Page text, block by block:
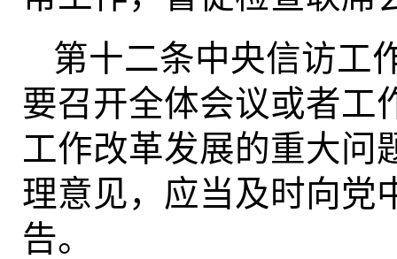
第十二条中央信访工
要召开全体会议或者工
工作改革发展的重大问
理意见，应当及时向党
告。